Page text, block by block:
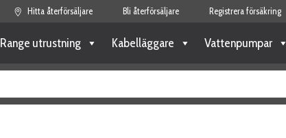
Hitta återförsäljare Bli återförsäljare Registrera försäkring
Range utrustning Kabelläggare Vattenpumpar